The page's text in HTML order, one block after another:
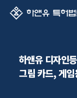
하앤유 디자인
그림 카드, 게